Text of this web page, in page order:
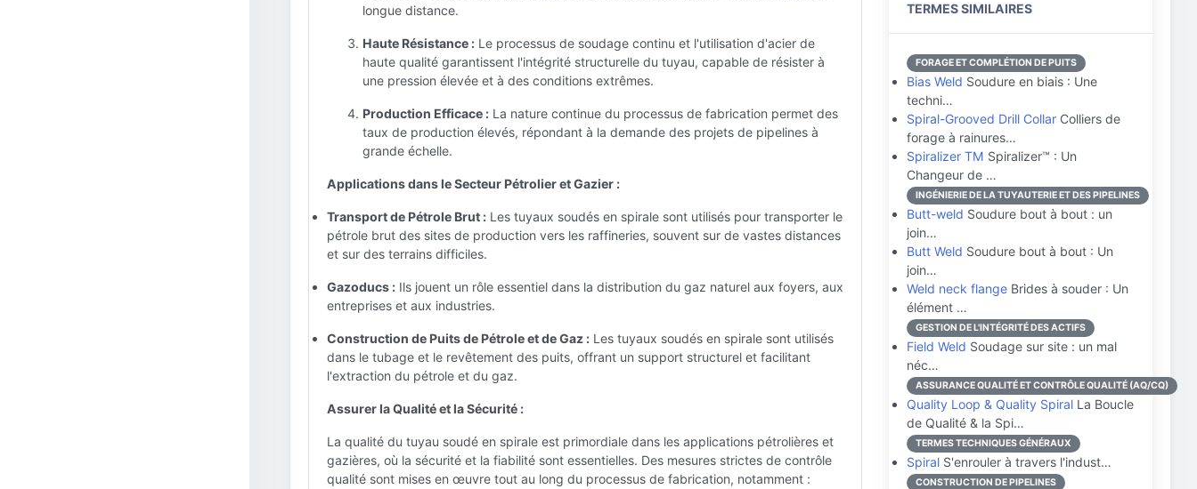
longue distance.
Haute Résistance : Le processus de soudage continu et l'utilisation d'acier de
haute qualité garantissent l'intégrité structurelle du tuyau, capable de résister à
une pression élevée et à des conditions extrêmes.
Production Efficace : La nature continue du processus de fabrication permet des
taux de production élevés, répondant à la demande des projets de pipelines à
grande échelle.
Applications dans le Secteur Pétrolier et Gazier :
Transport de Pétrole Brut : Les tuyaux soudés en spirale sont utilisés pour transporter le
pétrole brut des sites de production vers les raffineries, souvent sur de vastes distances
et sur des terrains difficiles.
Gazoducs : Ils jouent un rôle essentiel dans la distribution du gaz naturel aux foyers, aux
entreprises et aux industries.
Construction de Puits de Pétrole et de Gaz : Les tuyaux soudés en spirale sont utilisés
dans le tubage et le revêtement des puits, offrant un support structurel et facilitant
l'extraction du pétrole et du gaz.
Assurer la Qualité et la Sécurité :
La qualité du tuyau soudé en spirale est primordiale dans les applications pétrolières et
gazières, où la sécurité et la fiabilité sont essentielles. Des mesures strictes de contrôle
qualité sont mises en œuvre tout au long du processus de fabrication, notamment :
TERMES SIMILAIRES
FORAGE ET COMPLÉTION DE PUITS
Bias Weld Soudure en biais : Une
techni…
Spiral-Grooved Drill Collar Colliers de
forage à rainures…
Spiralizer TM Spiralizer™ : Un
Changeur de …
INGÉNIERIE DE LA TUYAUTERIE ET DES PIPELINES
Butt-weld Soudure bout à bout : un
join…
Butt Weld Soudure bout à bout : Un
join…
Weld neck flange Brides à souder : Un
élément …
GESTION DE L'INTÉGRITÉ DES ACTIFS
Field Weld Soudage sur site : un mal
néc…
ASSURANCE QUALITÉ ET CONTRÔLE QUALITÉ (AQ/CQ)
Quality Loop & Quality Spiral La Boucle
de Qualité & la Spi…
TERMES TECHNIQUES GÉNÉRAUX
Spiral S'enrouler à travers l'indust…
CONSTRUCTION DE PIPELINES